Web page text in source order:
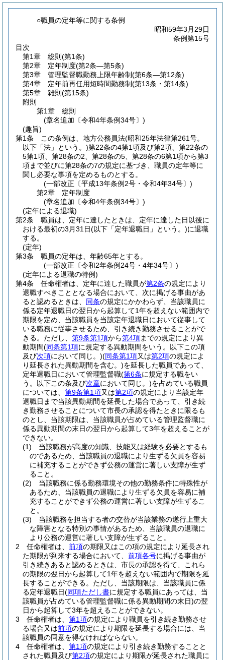
○職員の定年等に関する条例
昭和59年3月29日
条例第15号
目次
第1章
総則 (第1条)
第2章
定年制度(第2条―第5条)
第3章
管理監督職勤務上限年齢制(第6条―第12条)
第4章
定年前再任用短時間勤務制(第13条・第14条)
第5章
雑則 (第15条)
附則
第1章
総則
(章名追加〔令和4年条例34号〕)
(趣旨)
第1条
この条例は、地方公務員法(昭和25年法律第261号。
以下「法」という。)第22条の4第1項及び第2項、第22条の
5第1項、第28条の2、第28条の5、第28条の6第1項から第3
項まで並びに第28条の7の規定に基づき、職員の定年等に
関し必要な事項を定めるものとする。
(一部改正〔平成13年条例2号・令和4年34号〕)
第2章
定年制度
(章名追加〔令和4年条例34号〕)
(定年による退職)
第2条
職員は、定年に達したときは、定年に達した日以後に
おける最初の3月31日(以下「定年退職日」という。)に退職
する。
(定年)
第3条
職員の定年は、年齢65年とする。
(一部改正〔令和2年条例24号・4年34号〕)
(定年による退職の特例)
第4条
任命権者は、定年に達した職員が第2条の規定により
退職すべきこととなる場合において、次に掲げる事由があ
ると認めるときは、 同条の規定にかかわらず、当該職員に
係る定年退職日の翌日から起算して1年を超えない範囲内で
期限を定め、当該職員を当該定年退職日において従事して
いる職務に従事させるため、引き続き勤務させることがで
きる。 ただし、 第9条第1項から第4項までの規定により異
動期間(同条第1項に規定する異動期間をいう。以下この項
及び次項において同じ。)(同条第1項又は第2項の規定によ
り延長された異動期間を含む。)を延長した職員であって、
定年退職日において管理監督職(第6条に規定する職をい
う。以下この条及び次章において同じ。)を占めている職員
については、 第9条第1項又は第2項の規定により当該定年
退職日まで当該異動期間を延長した場合であって、引き続
き勤務させることについて市長の承認を得たときに限るも
のとし、当該期限は、当該職員が占めている管理監督職に
係る異動期間の末日の翌日から起算して3年を超えることが
できない。
(1)
当該職務が高度の知識、技能又は経験を必要とするも
のであるため、当該職員の退職により生ずる欠員を容易
に補充することができず公務の運営に著しい支障が生ず
ること。
(2)
当該職務に係る勤務環境その他の勤務条件に特殊性が
あるため、当該職員の退職により生ずる欠員を容易に補
充することができず公務の運営に著しい支障が生ずるこ
と。
(3)
当該職務を担当する者の交替が当該業務の遂行上重大
な障害となる特別の事情があるため、当該職員の退職に
より公務の運営に著しい支障が生ずること。
2
任命権者は、 前項の期限又はこの項の規定により延長され
た期限が到来する場合において、 前項各号に掲げる事由が
引き続きあると認めるときは、市長の承認を得て、これら
の期限の翌日から起算して1年を超えない範囲内で期限を延
長することができる。 ただし、当該期限は、当該職員に係
る定年退職日(同項ただし書に規定する職員にあっては、当
該職員が占めている管理監督職に係る異動期間の末日)の翌
日から起算して3年を超えることができない。
3
任命権者は、 第1項の規定により職員を引き続き勤務させ
る場合又は前項の規定により期限を延長する場合には、当
該職員の同意を得なければならない。
4
任命権者は、 第1項の規定により引き続き勤務することと
された職員及び第2項の規定により期限が延長された職員に